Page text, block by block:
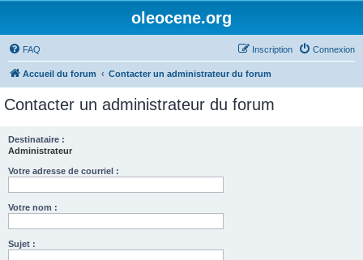
oleocene.org
FAQ Connexion
Inscription
Accueil du forum Contacter un administrateur du forum
Contacter un administrateur du forum
Destinataire :
Administrateur
Votre adresse de courriel :
Votre nom :
Sujet :